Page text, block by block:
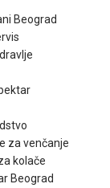
Beograd
za venčanje
kolače
Beograd